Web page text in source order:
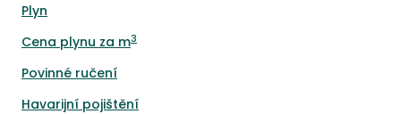
Plyn
Cena plynu za m3
Povinné ručení
Havarijní pojištění